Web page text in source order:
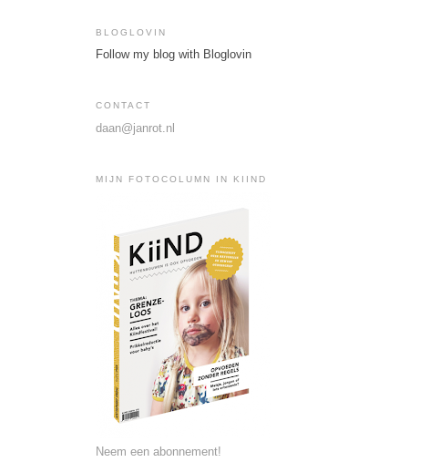
BLOGLOVIN
Follow my blog with Bloglovin
CONTACT
daan@janrot.nl
MIJN FOTOCOLUMN IN KIIND
Neem een abonnement!